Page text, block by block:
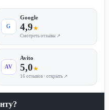
G
Google
4,9★
Смотреть отзывы ↗
AV
Avito
5,0★
16 отзывов · открыть ↗